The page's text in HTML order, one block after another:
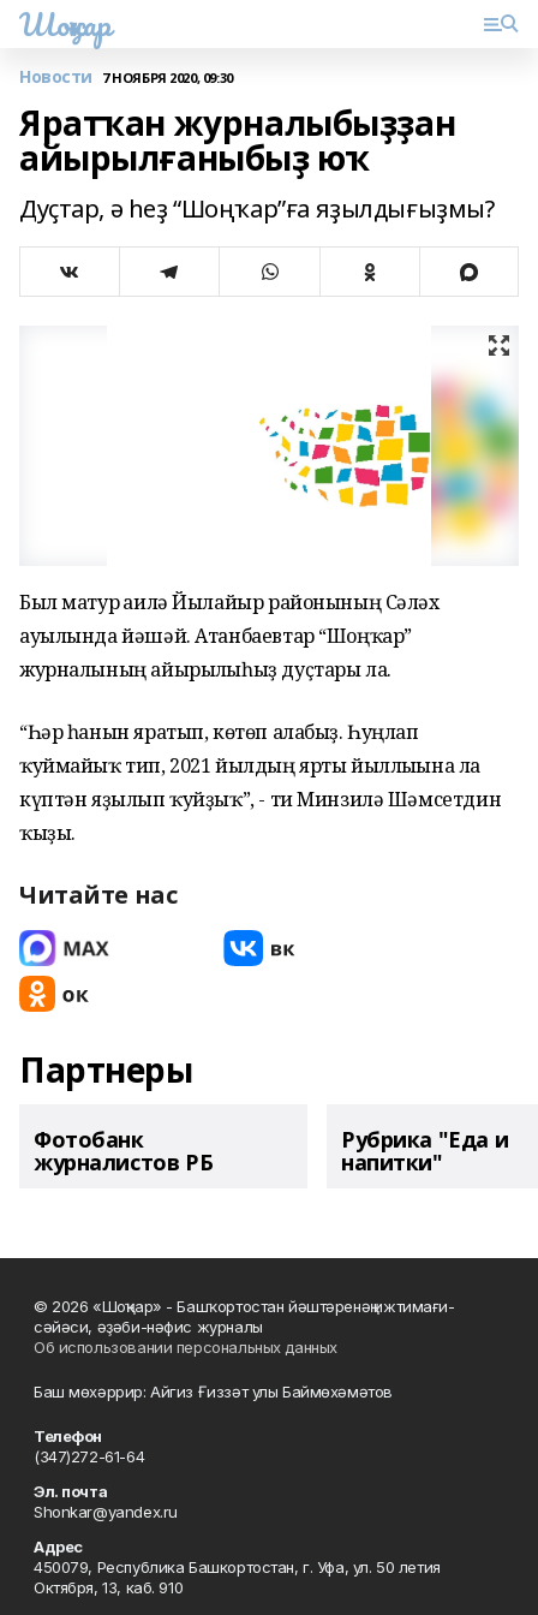
Шоңҡар
Новости 7 НОЯБРЯ 2020, 09:30
Яратҡан журналыбыҙҙан
айырылғаныбыҙ юҡ
Дуҫтар, ә һеҙ “Шоңҡар”ға яҙылдығыҙмы?
Был матур ғаилә Йылайыр районының Сәләх
ауылында йәшәй. Атанбаевтар “Шоңҡар”
журналының айырылғыһыҙ дуҫтары ла.
“Һәр һанын яратып, көтөп алабыҙ. Һуңлап
ҡуймайыҡ тип, 2021 йылдың ярты йыллығына ла
күптән яҙылып ҡуйҙыҡ”, - ти Минзилә Шәмсетдин
ҡыҙы.
Читайте нас
Партнеры
Фотобанк
журналистов РБ
Рубрика "Еда и
напитки"
© 2026 «Шоңҡар» - Башҡортостан йәштәренәң ижтимағи-
сәйәси, әҙәби-нәфис журналы
Об использовании персональных данных
Баш мөхәррир: Айгиз Ғиззәт улы Баймөхәмәтов
Телефон
(347)272-61-64
Эл. почта
Shonkar@yandex.ru
Адрес
450079, Республика Башкортостан, г. Уфа, ул. 50 летия
Октября, 13, каб. 910